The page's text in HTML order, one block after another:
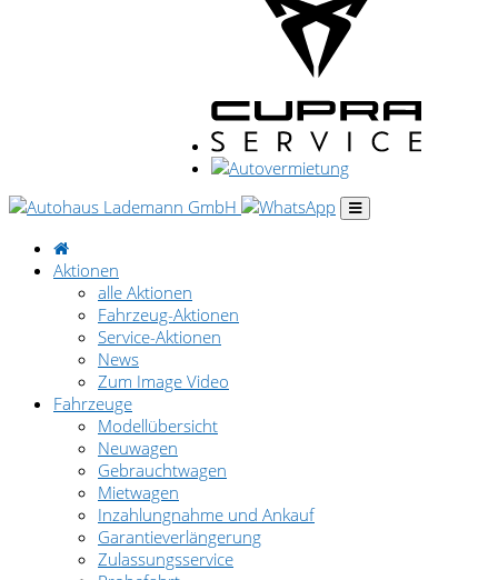
Aktionen
alle Aktionen
Fahrzeug-Aktionen
Service-Aktionen
News
Zum Image Video
Fahrzeuge
Modellübersicht
Neuwagen
Gebrauchtwagen
Mietwagen
Inzahlungnahme und Ankauf
Garantieverlängerung
Zulassungsservice